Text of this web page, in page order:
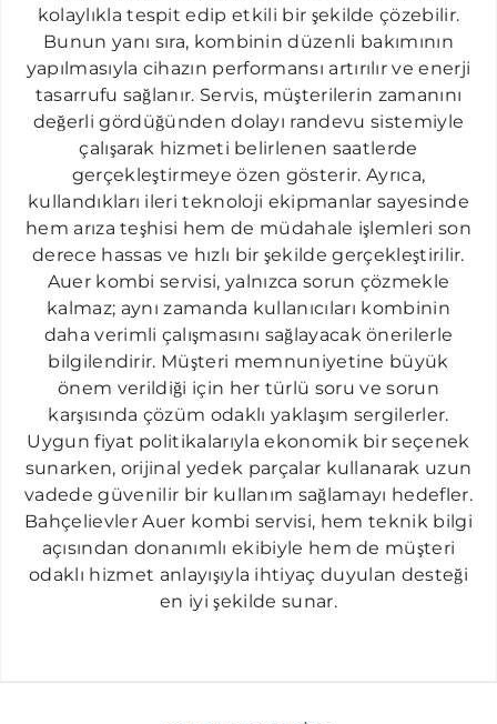
kolaylıkla tespit edip etkili bir şekilde çözebilir.
Bunun yanı sıra, kombinin düzenli bakımının
yapılmasıyla cihazın performansı artırılır ve enerji
tasarrufu sağlanır. Servis, müşterilerin zamanını
değerli gördüğünden dolayı randevu sistemiyle
çalışarak hizmeti belirlenen saatlerde
gerçekleştirmeye özen gösterir. Ayrıca,
kullandıkları ileri teknoloji ekipmanlar sayesinde
hem arıza teşhisi hem de müdahale işlemleri son
derece hassas ve hızlı bir şekilde gerçekleştirilir.
Auer kombi servisi, yalnızca sorun çözmekle
kalmaz; aynı zamanda kullanıcıları kombinin
daha verimli çalışmasını sağlayacak önerilerle
bilgilendirir. Müşteri memnuniyetine büyük
önem verildiği için her türlü soru ve sorun
karşısında çözüm odaklı yaklaşım sergilerler.
Uygun fiyat politikalarıyla ekonomik bir seçenek
sunarken, orijinal yedek parçalar kullanarak uzun
vadede güvenilir bir kullanım sağlamayı hedefler.
Bahçelievler Auer kombi servisi, hem teknik bilgi
açısından donanımlı ekibiyle hem de müşteri
odaklı hizmet anlayışıyla ihtiyaç duyulan desteği
en iyi şekilde sunar.
KURTULUŞ AUER SERVISI
MASLAK AUER SERVISI
MERTER AUER SERVISI
OKMEYDANI AUER SERVISI
OSMANBEY AUER SERVISI
SEYRANTEPE AUER SERVISI
ŞIRINTEPE AUER SERVISI
TAKSIM AUER SERVISI
TOPKAPI AUER SERVISI
ULUS AUER SERVISI
YAYLA AUER SERVISI
ZINCIRLIKUYU AUER SERVISI